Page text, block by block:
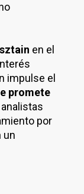
en el
impulse el
promete
por
un